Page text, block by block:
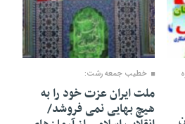
۲۴ بهمن ۱۴۰۴
خطیب جمعه رشت:
ملت ایران عزت خود را به
هیچ بهایی نمی فروشد/